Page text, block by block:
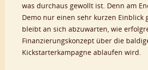
was durchaus gewollt ist. Denn am
Demo nur einen sehr kurzen Einblick
bleibt an sich abzuwarten, wie
Finanzierungskonzept über die
Kickstarterkampagne ablaufen wird.